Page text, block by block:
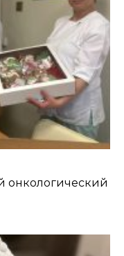
онкологический